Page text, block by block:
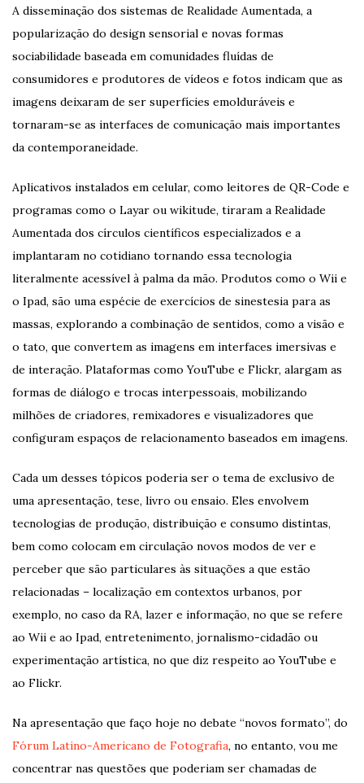
A disseminação dos sistemas de Realidade Aumentada, a
popularização do design sensorial e novas formas
sociabilidade baseada em comunidades fluídas de
consumidores e produtores de vídeos e fotos indicam que as
imagens deixaram de ser superfícies emolduráveis e
tornaram-se as interfaces de comunicação mais importantes
da contemporaneidade.
Aplicativos instalados em celular, como leitores de QR-Code e
programas como o Layar ou wikitude, tiraram a Realidade
Aumentada dos círculos científicos especializados e a
implantaram no cotidiano tornando essa tecnologia
literalmente acessível à palma da mão. Produtos como o Wii e
o Ipad, são uma espécie de exercícios de sinestesia para as
massas, explorando a combinação de sentidos, como a visão e
o tato, que convertem as imagens em interfaces imersivas e
de interação. Plataformas como YouTube e Flickr, alargam as
formas de diálogo e trocas interpessoais, mobilizando
milhões de criadores, remixadores e visualizadores que
configuram espaços de relacionamento baseados em imagens.
Cada um desses tópicos poderia ser o tema de exclusivo de
uma apresentação, tese, livro ou ensaio. Eles envolvem
tecnologias de produção, distribuição e consumo distintas,
bem como colocam em circulação novos modos de ver e
perceber que são particulares às situações a que estão
relacionadas – localização em contextos urbanos, por
exemplo, no caso da RA, lazer e informação, no que se refere
ao Wii e ao Ipad, entretenimento, jornalismo-cidadão ou
experimentação artística, no que diz respeito ao YouTube e
ao Flickr.
Na apresentação que faço hoje no debate “novos formato”, do
Fórum Latino-Americano de Fotografia, no entanto, vou me
concentrar nas questões que poderiam ser chamadas de